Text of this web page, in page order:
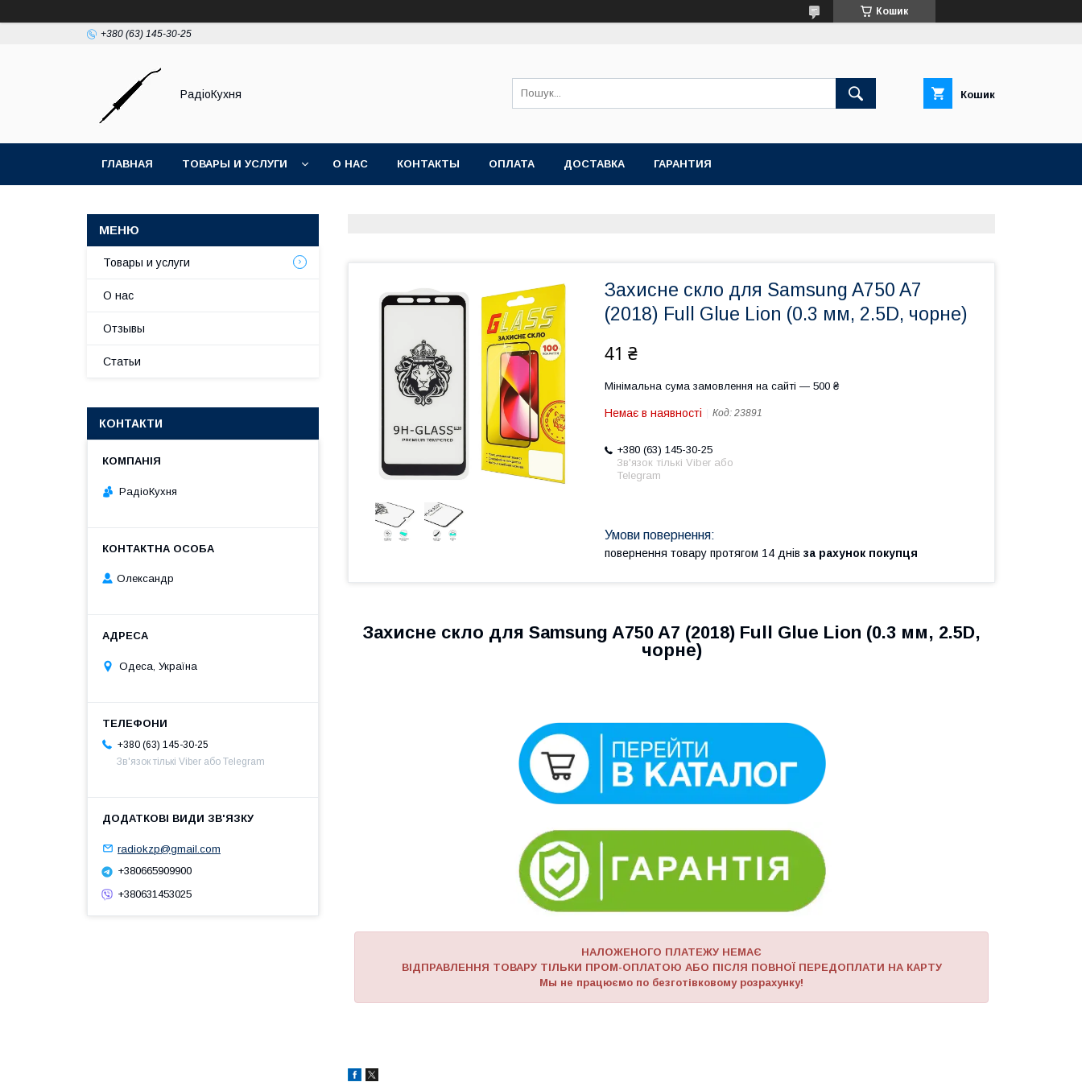
Кошик
+380 (63) 145-30-25
РадіоКухня Кошик
ГЛАВНАЯ ТОВАРЫ И УСЛУГИ О НАС КОНТАКТЫ ОПЛАТА ДОСТАВКА ГАРАНТИЯ
Захисне скло для Samsung A750 A7
(2018) Full Glue Lion (0.3 мм, 2.5D, чорне)
41 ₴
Мінімальна сума замовлення на сайті — 500 ₴
Немає в наявності Код: 23891
+380 (63) 145-30-25
Зв'язок тількі Viber або
Telegram
повернення товару протягом 14 днів за рахунок покупця
Захисне скло для Samsung A750 A7 (2018) Full Glue Lion (0.3 мм, 2.5D,
чорне)
НАЛОЖЕНОГО ПЛАТЕЖУ НЕМАЄ
ВІДПРАВЛЕННЯ ТОВАРУ ТІЛЬКИ ПРОМ-ОПЛАТОЮ АБО ПІСЛЯ ПОВНОЇ ПЕРЕДОПЛАТИ НА КАРТУ
Мы не працюємо по безготівковому розрахунку!
Товары и услуги
О нас
Отзывы
Статьи
КОНТАКТИ
РадіоКухня
Олександр
Одеса, Україна
+380 (63) 145-30-25
Зв'язок тількі Viber або Telegram
radiokzp@gmail.com
+380665909900
+380631453025